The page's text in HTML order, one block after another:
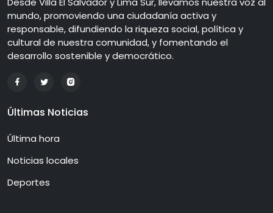
mundo, promoviendo una ciudadanía activa y
responsable, difundiendo la riqueza social, política y
cultural de nuestra comunidad, y fomentando el
desarrollo sostenible y democrático.
Últimas Noticias
Última hora
Noticias locales
Deportes